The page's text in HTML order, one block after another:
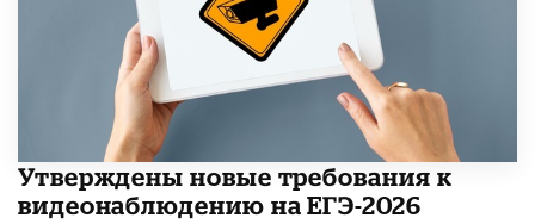
Утверждены новые требования к
видеонаблюдению на ЕГЭ-2026